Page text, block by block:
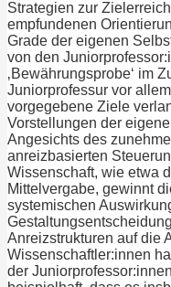
Strategien zur
empfundenen
Grade der eigenen
von den
‚Bewährungsprobe‘ im
Juniorprofessur vor
vorgegebene Ziele
Vorstellungen der
Angesichts des
anreizbasierten
Wissenschaft, wie etwa
Mittelvergabe, gewinnt
systemischen
Anreizstrukturen auf die
Wissenschaftler:innen
der